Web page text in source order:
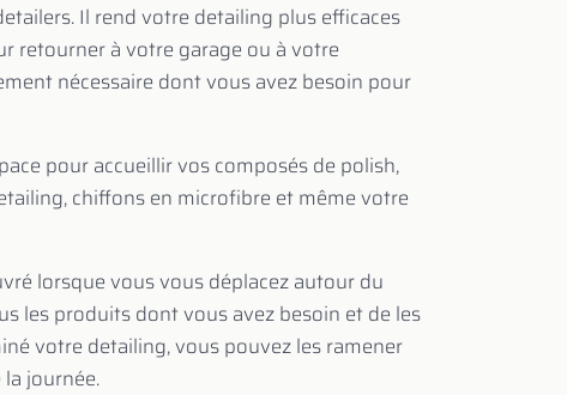
Il rend votre detailing plus efficaces
retourner à votre garage ou à votre
nécessaire dont vous avez besoin pour
pour accueillir vos composés de polish,
chiffons en microfibre et même votre
lorsque vous vous déplacez autour du
les produits dont vous avez besoin et de les
votre detailing, vous pouvez les ramener
journée.